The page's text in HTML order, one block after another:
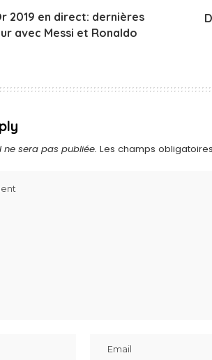
2019 en direct: dernières
avec Messi et Ronaldo
sera pas publiée. Les champs